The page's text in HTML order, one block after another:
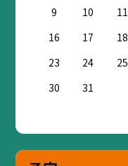
9
10 11
16
17 18
23
24 25
30
31